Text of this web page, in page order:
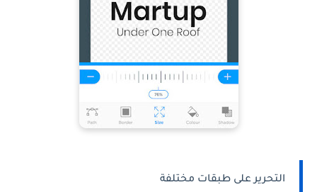
التحرير على طبقات مختلفة